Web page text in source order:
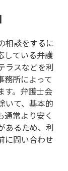
相談をするに
している弁護
ラスなどを利
務所によって
す。弁護士会
いて、基本的
通常より安く
あるため、利
に問い合わせ